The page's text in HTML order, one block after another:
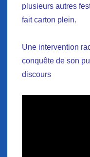
plusieurs autres
fait carton plein.
Une intervention
conquête de son
discours